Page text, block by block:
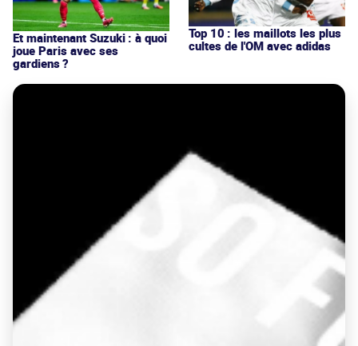
Et maintenant Suzuki : à quoi
joue Paris avec ses
gardiens ?
Top 10 : les maillots les plus
cultes de l'OM avec adidas